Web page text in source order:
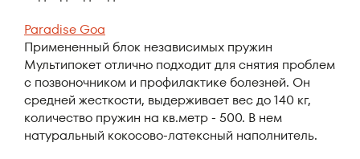
Paradise Goa
Примененный блок независимых пружин
Мультипокет отлично подходит для снятия проблем
с позвоночником и профилактике болезней. Он
средней жесткости, выдерживает вес до 140 кг,
количество пружин на кв.метр - 500. В нем
натуральный кокосово-латексный наполнитель.